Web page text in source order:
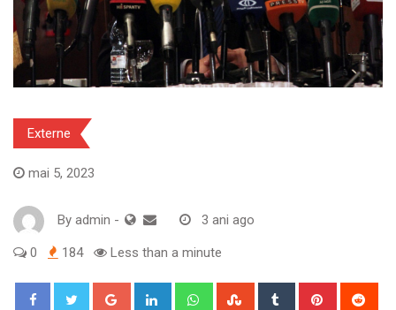
Externe
mai 5, 2023
By admin - 3 ani ago
0 184 Less than a minute
Google+ LinkedIn WhatsappStumbleUpon
Tumblr Pinterest